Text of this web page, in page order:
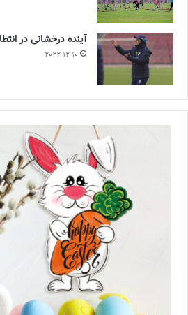
آینده درخشانی در
2022-12-10